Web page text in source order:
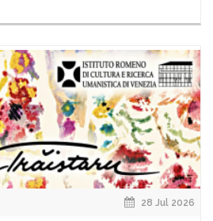
28 Jul 2026